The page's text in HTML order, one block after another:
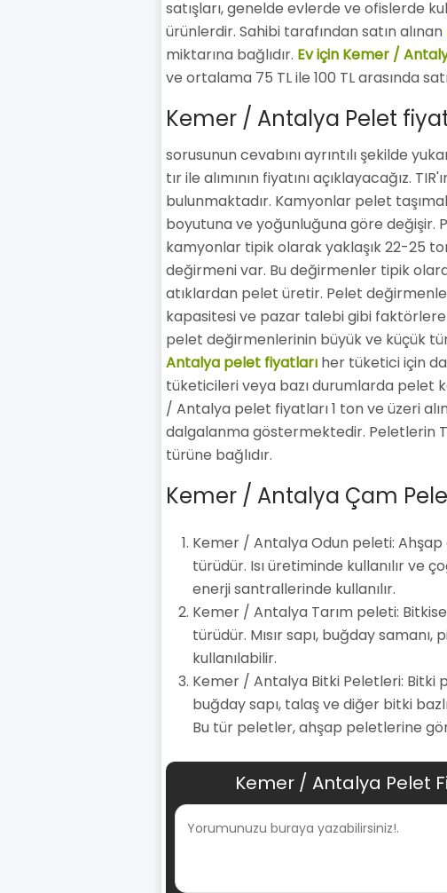
satışları, genelde evlerde ve ofislerde
ürünlerdir. Sahibi tarafından satın alınan
miktarına bağlıdır. Ev için Kemer /
ve ortalama 75 TL ile 100 TL arasında
Kemer / Antalya Pelet
sorusunun cevabını ayrıntılı şekilde
tır ile alımının fiyatını açıklayacağız.
bulunmaktadır. Kamyonlar pelet
boyutuna ve yoğunluğuna göre değişir.
kamyonlar tipik olarak yaklaşık 22-25
değirmeni var. Bu değirmenler tipik
atıklardan pelet üretir. Pelet
kapasitesi ve pazar talebi gibi
pelet değirmenlerinin büyük ve küçük
Antalya pelet fiyatlarıher tüketici için
tüketicileri veya bazı durumlarda pelet
/ Antalya pelet fiyatları 1 ton ve üzeri
dalgalanma göstermektedir. Peletlerin
türüne bağlıdır.
Kemer / Antalya Çam
Kemer / Antalya Odun peleti: Ahşap
türüdür. Isı üretiminde kullanılır ve
enerji santrallerinde kullanılır.
Kemer / Antalya Tarım peleti:
türüdür. Mısır sapı, buğday
kullanılabilir.
Kemer / Antalya Bitki Peletleri: Bitki
buğday sapı, talaş ve diğer bitki
Bu tür peletler, ahşap peletlerine
Kemer / Antalya Pelet